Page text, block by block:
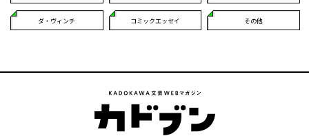
ダ・ヴィンチ コミックエッセイ その他